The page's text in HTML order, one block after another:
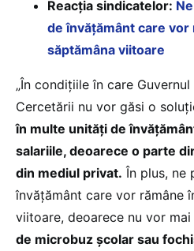
Reacția sindicatelor:
de învățământ care vor
săptămâna viitoare
„În condițiile în care
Cercetării nu vor găsi o
în multe unități de
salariile, deoarece o parte
din mediul privat. În plus, ne
învățământ care vor rămâne
viitoare, deoarece nu vor mai
de microbuz școlar sau